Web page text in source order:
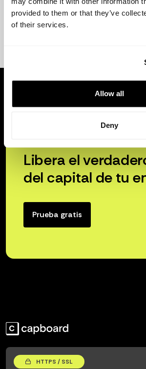
provided to them or that they’ve
of their services.
Allow all
Deny
Libera el
del capital de tu
Prueba gratis
HTTPS / SSL